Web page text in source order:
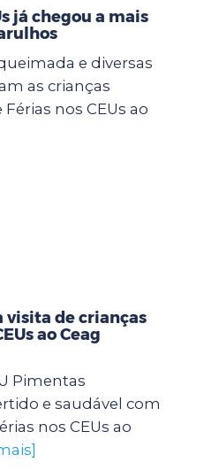
já chegou a mais
e diversas
as crianças
nos CEUs ao
visita de crianças
ao Ceag
Pimentas
e saudável com
nos CEUs ao